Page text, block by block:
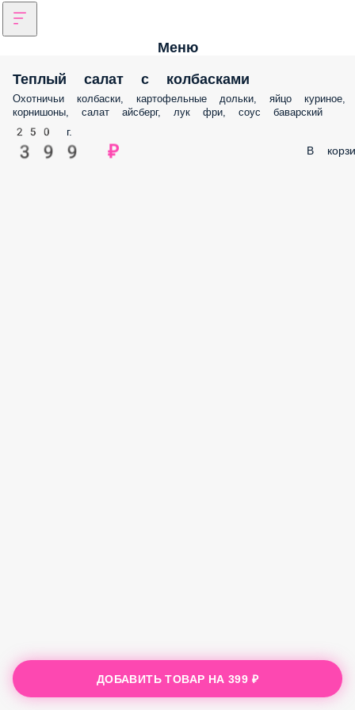
Меню
Теплый салат с колбасками
Охотничьи колбаски, картофельные дольки, яйцо куриное,
корнишоны, салат айсберг, лук фри, соус баварский
250 г.
399 ₽ В
ДОБАВИТЬ ТОВАР НА399 ₽